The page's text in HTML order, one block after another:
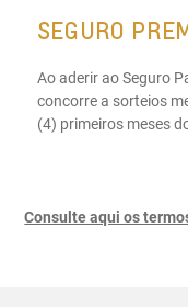
SEGURO
Ao aderir ao Seguro
concorre a sorteios
(4) primeiros meses
Consulte aqui os